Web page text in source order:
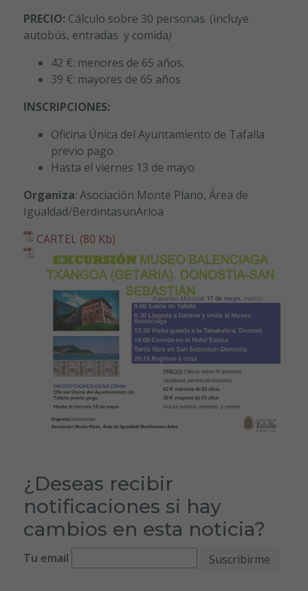
PRECIO: Cálculo sobre 30 personas. (incluye
autobús, entradas y comida)
42 €: menores de 65 años.
39 €: mayores de 65 años
INSCRIPCIONES:
Oficina Única del Ayuntamiento de Tafalla
previo pago.
Hasta el viernes 13 de mayo
Organiza: Asociación Monte Plano, Área de
Igualdad/BerdintasunArloa
CARTEL (80 Kb)
¿Deseas recibir
notificaciones si hay
cambios en esta noticia?
Tu email